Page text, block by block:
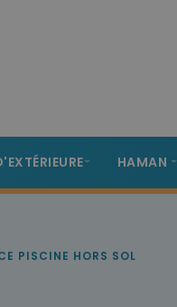
HAMAN
PISCINE HORS SOL